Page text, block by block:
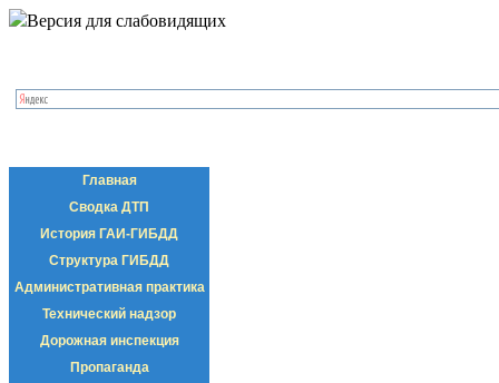
Версия для слабовидящих
Главная
Сводка ДТП
История ГАИ-ГИБДД
Структура ГИБДД
Административная практика
Технический надзор
Дорожная инспекция
Пропаганда